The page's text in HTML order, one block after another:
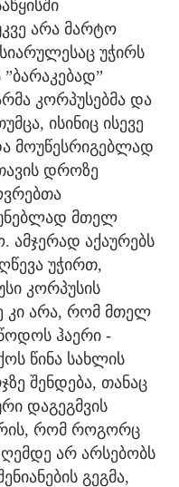
არა მარტო
უჭირს
კორპუსებმა და
ისინიც ისევე
მოუწესრიგებლად
დროზე
მთელ
ამჯერად აქაურებს
უჭირთ,
კორპუსის
კი არა, რომ მთელ
ჰაერი -
წინა სახლის
შენდება, თანაც
დაგეგმვის
რომ როგორც
არ არსებობს
გეგმა,